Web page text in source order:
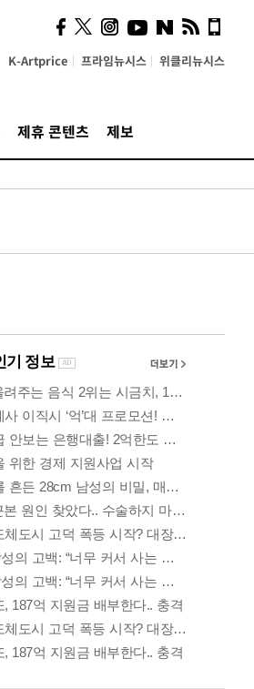
K-Artprice 프라임뉴시스 위클리뉴시스
제휴 콘텐츠 제보
사이 해답 찾았죠"…알을
깨고 나온 '초자아'